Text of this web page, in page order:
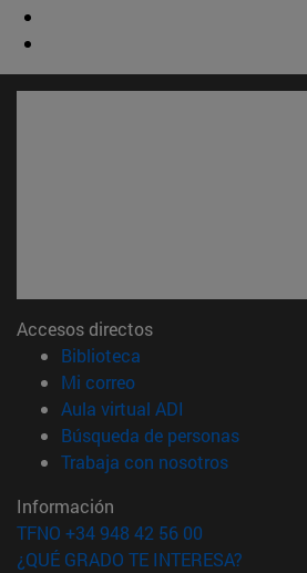
Accesos directos
Biblioteca
Mi correo(abre en nueva
Aula virtual ADI
Búsqueda de personas(abre en
Trabaja con nosotros(abre en
Información
TFNO +34 948 42 56 00
¿QUÉ GRADO TE INTERESA?